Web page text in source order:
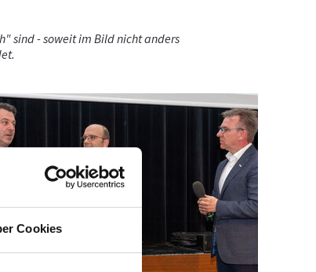
Cookies
sind - soweit im Bild nicht anders